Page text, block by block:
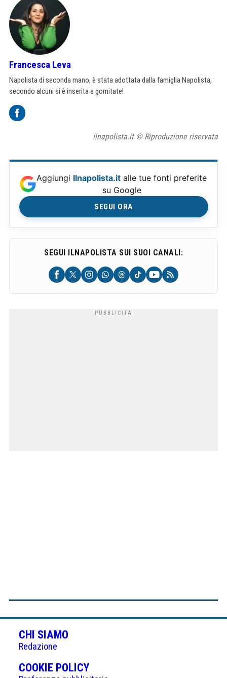
Francesca Leva
Napolista di seconda mano, è stata adottata dalla famiglia Napolista,
secondo alcuni si è inserita a gomitate!
ilnapolista.it © Riproduzione riservata
Aggiungi Ilnapolista.it alle tue fonti preferite
su Google
SEGUI ORA
SEGUI ILNAPOLISTA SUI SUOI CANALI:
CHI SIAMO
Redazione
COOKIE POLICY(APRE